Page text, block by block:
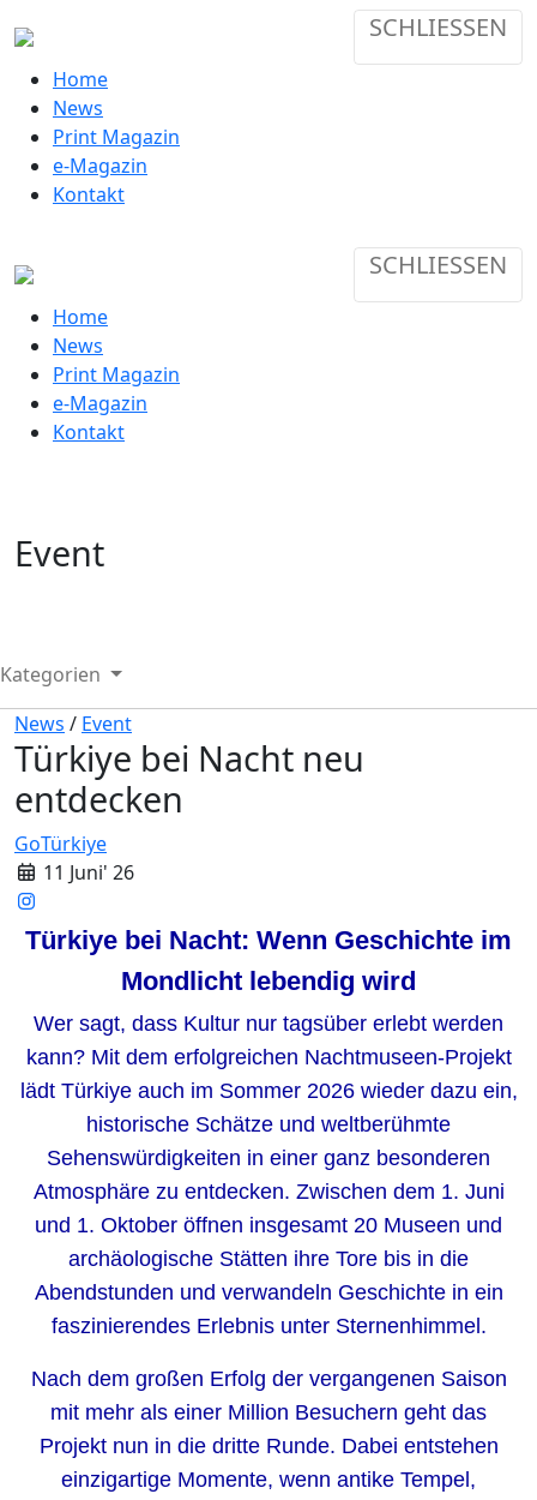
SCHLIESSEN
Home
News
Print Magazin
e-Magazin
Kontakt
SCHLIESSEN
Home
News
Print Magazin
e-Magazin
Kontakt
Event
Kategorien
News / Event
Türkiye bei Nacht neu
entdecken
GoTürkiye
11 Juni' 26
Türkiye bei Nacht: Wenn Geschichte im
Mondlicht lebendig wird
Wer sagt, dass Kultur nur tagsüber erlebt werden
kann? Mit dem erfolgreichen Nachtmuseen-Projekt
lädt Türkiye auch im Sommer 2026 wieder dazu ein,
historische Schätze und weltberühmte
Sehenswürdigkeiten in einer ganz besonderen
Atmosphäre zu entdecken. Zwischen dem 1. Juni
und 1. Oktober öffnen insgesamt 20 Museen und
archäologische Stätten ihre Tore bis in die
Abendstunden und verwandeln Geschichte in ein
faszinierendes Erlebnis unter Sternenhimmel.
Nach dem großen Erfolg der vergangenen Saison
mit mehr als einer Million Besuchern geht das
Projekt nun in die dritte Runde. Dabei entstehen
einzigartige Momente, wenn antike Tempel,